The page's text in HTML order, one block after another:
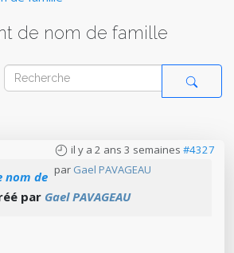
de nom de famille
il y a 2 ans 3 semaines #4327
par Gael PAVAGEAU
nom de
par Gael PAVAGEAU